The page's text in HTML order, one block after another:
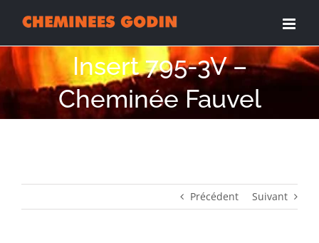
Insert 795-3V –
Cheminée Fauvel
Précédent Suivant